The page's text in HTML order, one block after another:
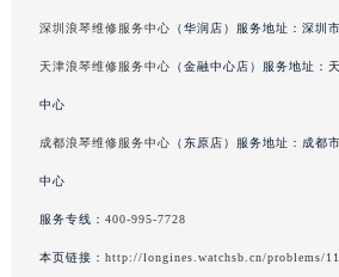
深圳浪琴维修服务中心 （华润店）服务地址：深圳
天津浪琴维修服务中心 （金融中心店）服务地址：
中心
成都浪琴维修服务中心 （东原店）服务地址：成都
中心
服务专线： 400-995-7728
本页链接： http://longines.watchsb.cn/problems/